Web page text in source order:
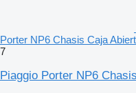
Porter NP6 Chasis Caja
7
Piaggio Porter NP6